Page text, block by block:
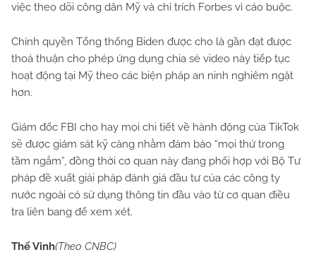
việc theo dõi công dân Mỹ và chỉ trích Forbes vì cáo buộc.
Chính quyền Tổng thống Biden được cho là gần đạt được
thoả thuận cho phép ứng dụng chia sẻ video này tiếp tục
hoạt động tại Mỹ theo các biện pháp an ninh nghiêm ngặt
hơn.
Giám đốc FBI cho hay mọi chi tiết về hành động của TikTok
sẽ được giám sát kỹ càng nhằm đảm bảo “mọi thứ trong
tầm ngắm”, đồng thời cơ quan này đang phối hợp với Bộ Tư
pháp đề xuất giải pháp đánh giá đầu tư của các công ty
nước ngoài có sử dụng thông tin đầu vào từ cơ quan điều
tra liên bang để xem xét.
Thế Vinh(Theo CNBC)